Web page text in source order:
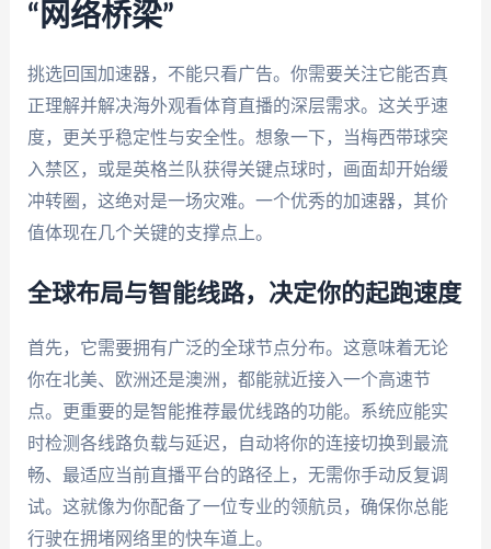
“网络桥梁”
挑选回国加速器，不能只看广告。你需要关注它能否真
正理解并解决海外观看体育直播的深层需求。这关乎速
度，更关乎稳定性与安全性。想象一下，当梅西带球突
入禁区，或是英格兰队获得关键点球时，画面却开始缓
冲转圈，这绝对是一场灾难。一个优秀的加速器，其价
值体现在几个关键的支撑点上。
全球布局与智能线路，决定你的起跑速度
首先，它需要拥有广泛的全球节点分布。这意味着无论
你在北美、欧洲还是澳洲，都能就近接入一个高速节
点。更重要的是智能推荐最优线路的功能。系统应能实
时检测各线路负载与延迟，自动将你的连接切换到最流
畅、最适应当前直播平台的路径上，无需你手动反复调
试。这就像为你配备了一位专业的领航员，确保你总能
行驶在拥堵网络里的快车道上。